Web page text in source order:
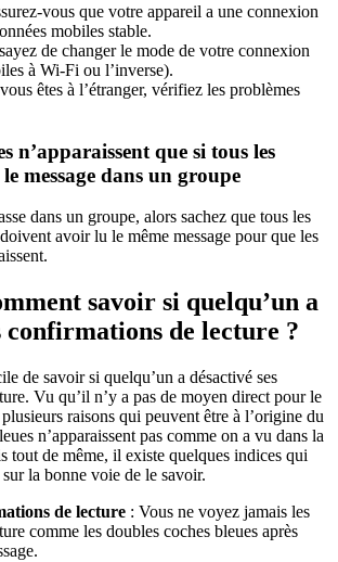
vous que votre appareil a une connexion
mobiles stable.
de changer le mode de votre connexion
à Wi-Fi ou l’inverse).
êtes à l’étranger, vérifiez les problèmes
n’apparaissent que si tous les
message dans un groupe
dans un groupe, alors sachez que tous les
avoir lu le même message pour que les
savoir si quelqu’un a
confirmations de lecture ?
de savoir si quelqu’un a désactivé ses
Vu qu’il n’y a pas de moyen direct pour le
raisons qui peuvent être à l’origine du
n’apparaissent pas comme on a vu dans la
tout de même, il existe quelques indices qui
la bonne voie de le savoir.
de lecture : Vous ne voyez jamais les
comme les doubles coches bleues après